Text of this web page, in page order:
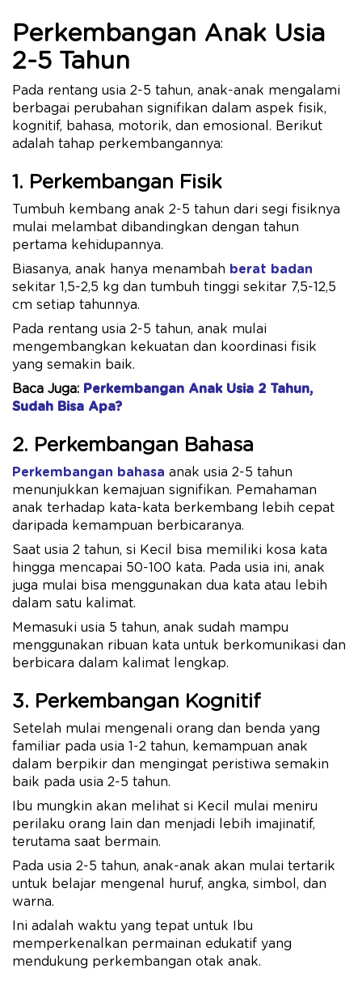
Perkembangan Anak Usia
2-5 Tahun
Pada rentang usia 2-5 tahun, anak-anak mengalami
berbagai perubahan signifikan dalam aspek fisik,
kognitif, bahasa, motorik, dan emosional. Berikut
adalah tahap perkembangannya:
1. Perkembangan Fisik
Tumbuh kembang anak 2-5 tahun dari segi fisiknya
mulai melambat dibandingkan dengan tahun
pertama kehidupannya.
Biasanya, anak hanya menambah berat badan
sekitar 1,5-2,5 kg dan tumbuh tinggi sekitar 7,5-12,5
cm setiap tahunnya.
Pada rentang usia 2-5 tahun, anak mulai
mengembangkan kekuatan dan koordinasi fisik
yang semakin baik.
Baca Juga: Perkembangan Anak Usia 2 Tahun,
Sudah Bisa Apa?
2. Perkembangan Bahasa
Perkembangan bahasa anak usia 2-5 tahun
menunjukkan kemajuan signifikan. Pemahaman
anak terhadap kata-kata berkembang lebih cepat
daripada kemampuan berbicaranya.
Saat usia 2 tahun, si Kecil bisa memiliki kosa kata
hingga mencapai 50-100 kata. Pada usia ini, anak
juga mulai bisa menggunakan dua kata atau lebih
dalam satu kalimat.
Memasuki usia 5 tahun, anak sudah mampu
menggunakan ribuan kata untuk berkomunikasi dan
berbicara dalam kalimat lengkap.
3. Perkembangan Kognitif
Setelah mulai mengenali orang dan benda yang
familiar pada usia 1-2 tahun, kemampuan anak
dalam berpikir dan mengingat peristiwa semakin
baik pada usia 2-5 tahun.
Ibu mungkin akan melihat si Kecil mulai meniru
perilaku orang lain dan menjadi lebih imajinatif,
terutama saat bermain.
Pada usia 2-5 tahun, anak-anak akan mulai tertarik
untuk belajar mengenal huruf, angka, simbol, dan
warna.
Ini adalah waktu yang tepat untuk Ibu
memperkenalkan permainan edukatif yang
mendukung perkembangan otak anak.